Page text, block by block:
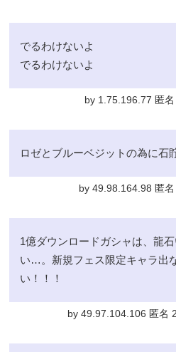
でるわけないよ
でるわけないよ
by 1.75.196.77 匿
ロゼとブルーベジットの為に石
by 49.98.164.98 匿
1億ダウンロードガシャは、龍
い…。新規フェス限定キャラ出
い！！！
by 49.97.104.106 匿名